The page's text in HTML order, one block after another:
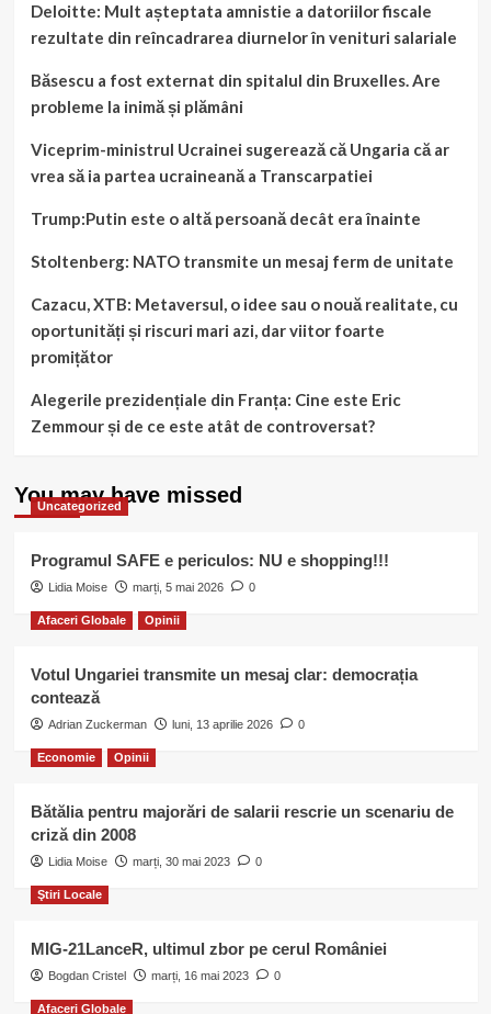
Deloitte: Mult așteptata amnistie a datoriilor fiscale
rezultate din reîncadrarea diurnelor în venituri salariale
Băsescu a fost externat din spitalul din Bruxelles. Are
probleme la inimă și plămâni
Viceprim-ministrul Ucrainei sugerează că Ungaria că ar
vrea să ia partea ucraineană a Transcarpatiei
Trump:Putin este o altă persoană decât era înainte
Stoltenberg: NATO transmite un mesaj ferm de unitate
Cazacu, XTB: Metaversul, o idee sau o nouă realitate, cu
oportunități și riscuri mari azi, dar viitor foarte
promițător
Alegerile prezidențiale din Franța: Cine este Eric
Zemmour și de ce este atât de controversat?
You may have missed
Uncategorized
Programul SAFE e periculos: NU e shopping!!!
Lidia Moise marți, 5 mai 2026 0
Afaceri Globale Opinii
Votul Ungariei transmite un mesaj clar: democrația
contează
Adrian Zuckerman luni, 13 aprilie 2026 0
Economie Opinii
Bătălia pentru majorări de salarii rescrie un scenariu de
criză din 2008
Lidia Moise marți, 30 mai 2023 0
Ştiri Locale
MIG-21LanceR, ultimul zbor pe cerul României
Bogdan Cristel marți, 16 mai 2023 0
Afaceri Globale